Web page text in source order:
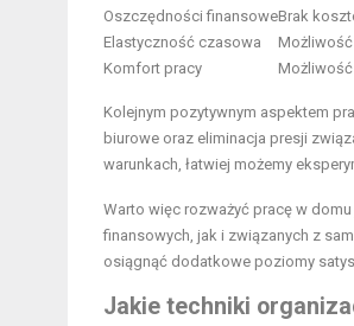
Oszczędności finansoweBrak
Elastyczność czasowa
Komfort pracy
Kolejnym pozytywnym aspektem
biurowe oraz eliminacja presji
warunkach, łatwiej możemy
Warto więc rozważyć pracę w
finansowych, jak i związanych z
osiągnąć dodatkowe poziomy
Jakie techniki